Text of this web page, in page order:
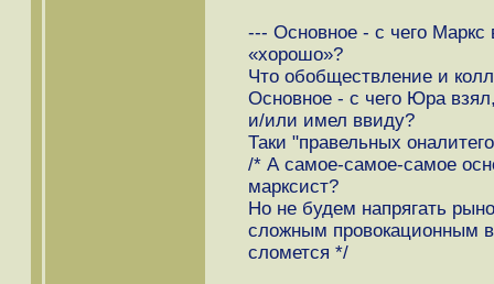
--- Основное - с чего Маркс
«хорошо»?
Что обобществление и
Основное - с чего Юра
и/или имел ввиду?
Таки "правельных
/* А самое-самое-самое
марксист?
Но не будем напрягать
сложным провокационным
сломется */